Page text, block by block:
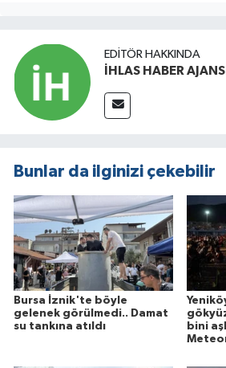
EDITÖR HAKKINDA
İHLAS HABER AJANSI
Bunlar da ilginizi çekebilir
Bursa İznik'te böyle
gelenek görülmedi.. Damat
su tankına atıldı
bini